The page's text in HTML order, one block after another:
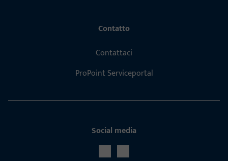
Contatto
Contattaci
ProPoint Serviceportal
Social media